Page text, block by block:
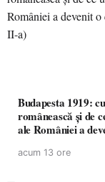
Budapesta 1919:
românească și de
ale României a
acum 13 ore